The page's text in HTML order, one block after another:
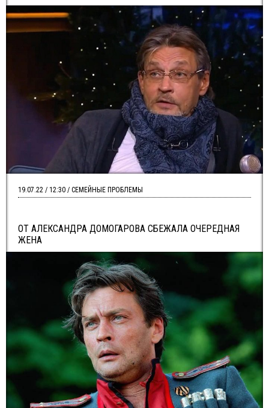
ОТ АЛЕКСАНДРА ДОМОГАРОВА СБЕЖАЛА ОЧЕРЕДНАЯ
ЖЕНА
19.07.22 / 12:30 / СЕМЕЙНЫЕ ПРОБЛЕМЫ